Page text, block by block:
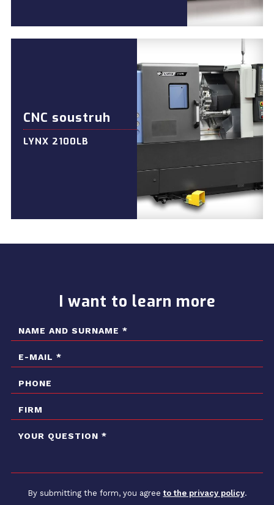
CNC soustruh
LYNX 2100LB
I want to learn more
By submitting the form, you agreeto the privacy policy.